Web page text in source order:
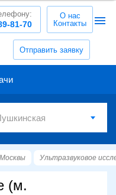
Отправить заявку
81-70
О нас
Контакты
Ультразвуковое
(м.